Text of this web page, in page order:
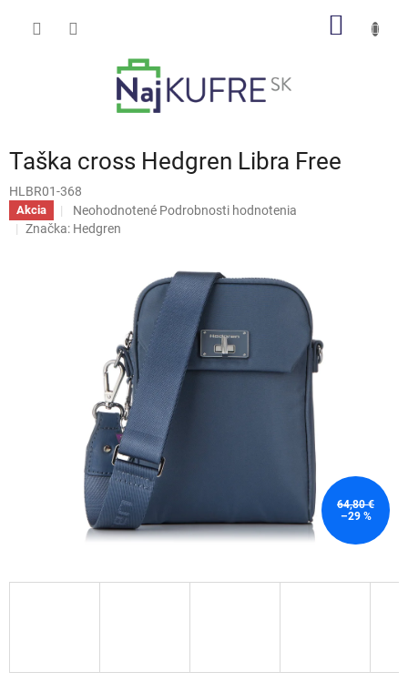
Taška cross Hedgren Libra Free
HLBR01-368
Akcia
Priemerné
hodnotenie
hviezdičiek.
Neohodnotené Podrobnosti hodnotenia
Značka: Hedgren
64,80 €
–29 %